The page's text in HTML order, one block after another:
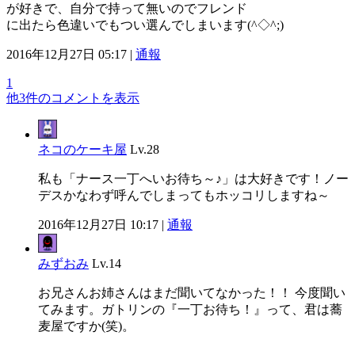
が好きで、自分で持って無いのでフレンド
に出たら色違いでもつい選んでしまいます(^◇^;)
2016年12月27日 05:17 | 通報
1
他3件のコメントを表示
ネコのケーキ屋 Lv.28
私も「ナース一丁へいお待ち～♪」は大好きです！ノー
デスかなわず呼んでしまってもホッコリしますね～
2016年12月27日 10:17 | 通報
みずおみ Lv.14
お兄さんお姉さんはまだ聞いてなかった！！ 今度聞い
てみます。ガトリンの『一丁お待ち！』って、君は蕎
麦屋ですか(笑)。